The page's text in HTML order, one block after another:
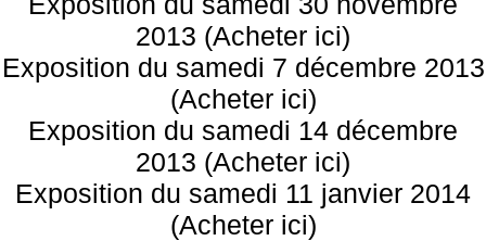
2013 (Acheter ici)
Exposition du samedi 7 décembre 2013
(Acheter ici)
Exposition du samedi 14 décembre
2013 (Acheter ici)
Exposition du samedi 11 janvier 2014
(Acheter ici)